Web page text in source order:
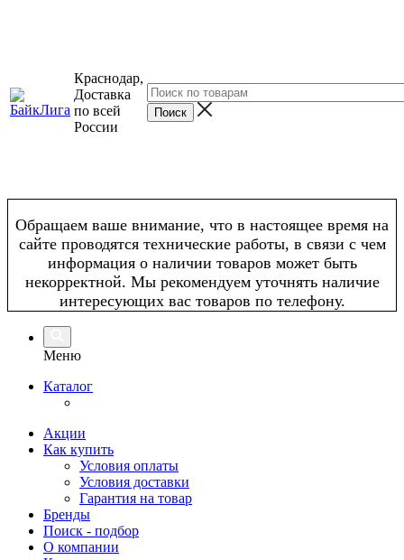
Краснодар,
Доставка
по всей
России
Обращаем ваше внимание, что в настоящее время на
сайте проводятся технические работы, в связи с чем
информация о наличии товаров может быть
некорректной. Мы рекомендуем уточнять наличие
интересующих вас товаров по телефону.
Меню
Каталог
Акции
Как купить
Условия оплаты
Условия доставки
Гарантия на товар
Бренды
Поиск - подбор
О компании